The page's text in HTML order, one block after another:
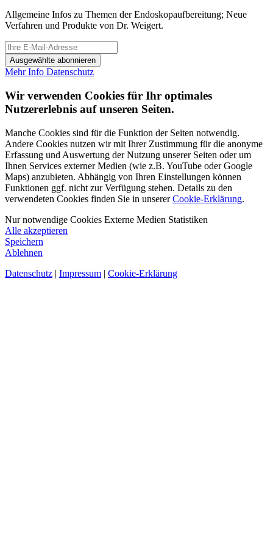
Allgemeine Infos zu Themen der Endoskopaufbereitung; Neue
Verfahren und Produkte von Dr. Weigert.
Ausgewählte abonnieren
Mehr Info Datenschutz
Wir verwenden Cookies für Ihr optimales
Nutzererlebnis auf unseren Seiten.
Manche Cookies sind für die Funktion der Seiten notwendig.
Andere Cookies nutzen wir mit Ihrer Zustimmung für die anonyme
Erfassung und Auswertung der Nutzung unserer Seiten oder um
Ihnen Services externer Medien (wie z.B. YouTube oder Google
Maps) anzubieten. Abhängig von Ihren Einstellungen können
Funktionen ggf. nicht zur Verfügung stehen. Details zu den
verwendeten Cookies finden Sie in unsererCookie-Erklärung.
Nur notwendige Cookies Externe Medien Statistiken
Alle akzeptieren
Speichern
Ablehnen
Datenschutz | Impressum | Cookie-Erklärung